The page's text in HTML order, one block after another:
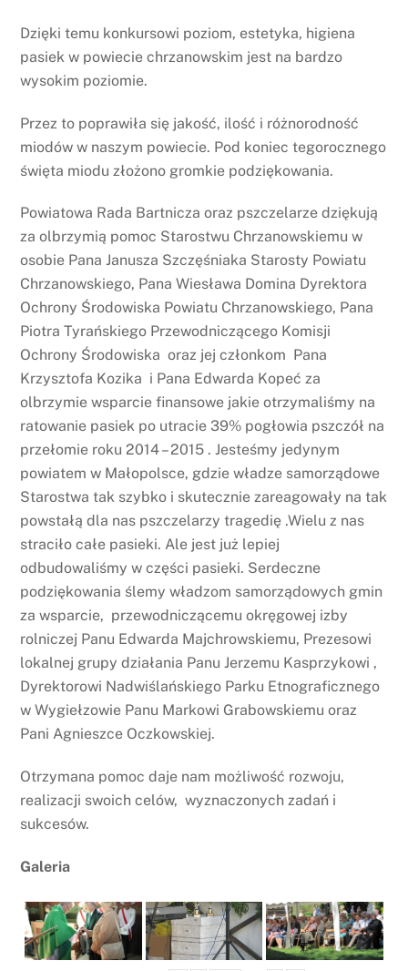
Dzięki temu konkursowi poziom, estetyka, higiena
pasiek w powiecie chrzanowskim jest na bardzo
wysokim poziomie.
Przez to poprawiła się jakość, ilość i różnorodność
miodów w naszym powiecie. Pod koniec tegorocznego
święta miodu złożono gromkie podziękowania.
Powiatowa Rada Bartnicza oraz pszczelarze dziękują
za olbrzymią pomoc Starostwu Chrzanowskiemu w
osobie Pana Janusza Szczęśniaka Starosty Powiatu
Chrzanowskiego, Pana Wiesława Domina Dyrektora
Ochrony Środowiska Powiatu Chrzanowskiego, Pana
Piotra Tyrańskiego Przewodniczącego Komisji
Ochrony Środowiska oraz jej członkom Pana
Krzysztofa Kozika i Pana Edwarda Kopeć za
olbrzymie wsparcie finansowe jakie otrzymaliśmy na
ratowanie pasiek po utracie 39% pogłowia pszczół na
przełomie roku 2014 – 2015 . Jesteśmy jedynym
powiatem w Małopolsce, gdzie władze samorządowe
Starostwa tak szybko i skutecznie zareagowały na tak
powstałą dla nas pszczelarzy tragedię .Wielu z nas
straciło całe pasieki. Ale jest już lepiej
odbudowaliśmy w części pasieki. Serdeczne
podziękowania ślemy władzom samorządowych gmin
za wsparcie, przewodniczącemu okręgowej izby
rolniczej Panu Edwarda Majchrowskiemu, Prezesowi
lokalnej grupy działania Panu Jerzemu Kasprzykowi ,
Dyrektorowi Nadwiślańskiego Parku Etnograficznego
w Wygiełzowie Panu Markowi Grabowskiemu oraz
Pani Agnieszce Oczkowskiej.
Otrzymana pomoc daje nam możliwość rozwoju,
realizacji swoich celów, wyznaczonych zadań i
sukcesów.
Galeria